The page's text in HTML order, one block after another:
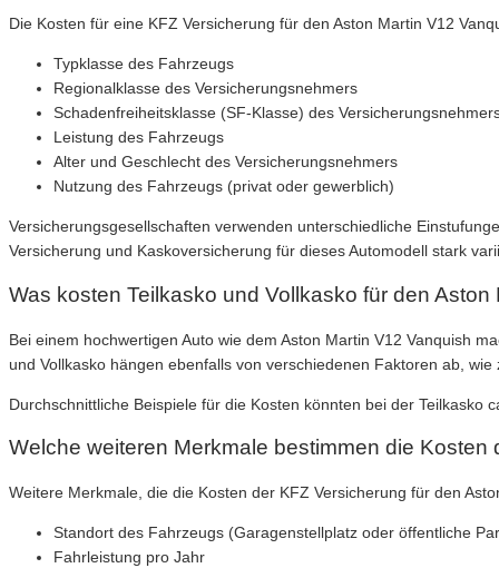
Die Kosten für eine KFZ Versicherung für den Aston Martin V12
Typklasse des Fahrzeugs
Regionalklasse des Versicherungsnehmers
Schadenfreiheitsklasse (SF-Klasse) des
Leistung des Fahrzeugs
Alter und Geschlecht des Versicherungsnehmers
Nutzung des Fahrzeugs (privat oder gewerblich)
Versicherungsgesellschaften verwenden unterschiedliche
Versicherung und Kaskoversicherung für dieses Automodell stark
Was kosten Teilkasko und Vollkasko für den
Bei einem hochwertigen Auto wie dem Aston Martin V12 Vanquish
und Vollkasko hängen ebenfalls von verschiedenen Faktoren ab,
Durchschnittliche Beispiele für die Kosten könnten bei der Teilkasko
Welche weiteren Merkmale bestimmen die
Weitere Merkmale, die die Kosten der KFZ Versicherung für den
Standort des Fahrzeugs (Garagenstellplatz oder öffentliche
Fahrleistung pro Jahr